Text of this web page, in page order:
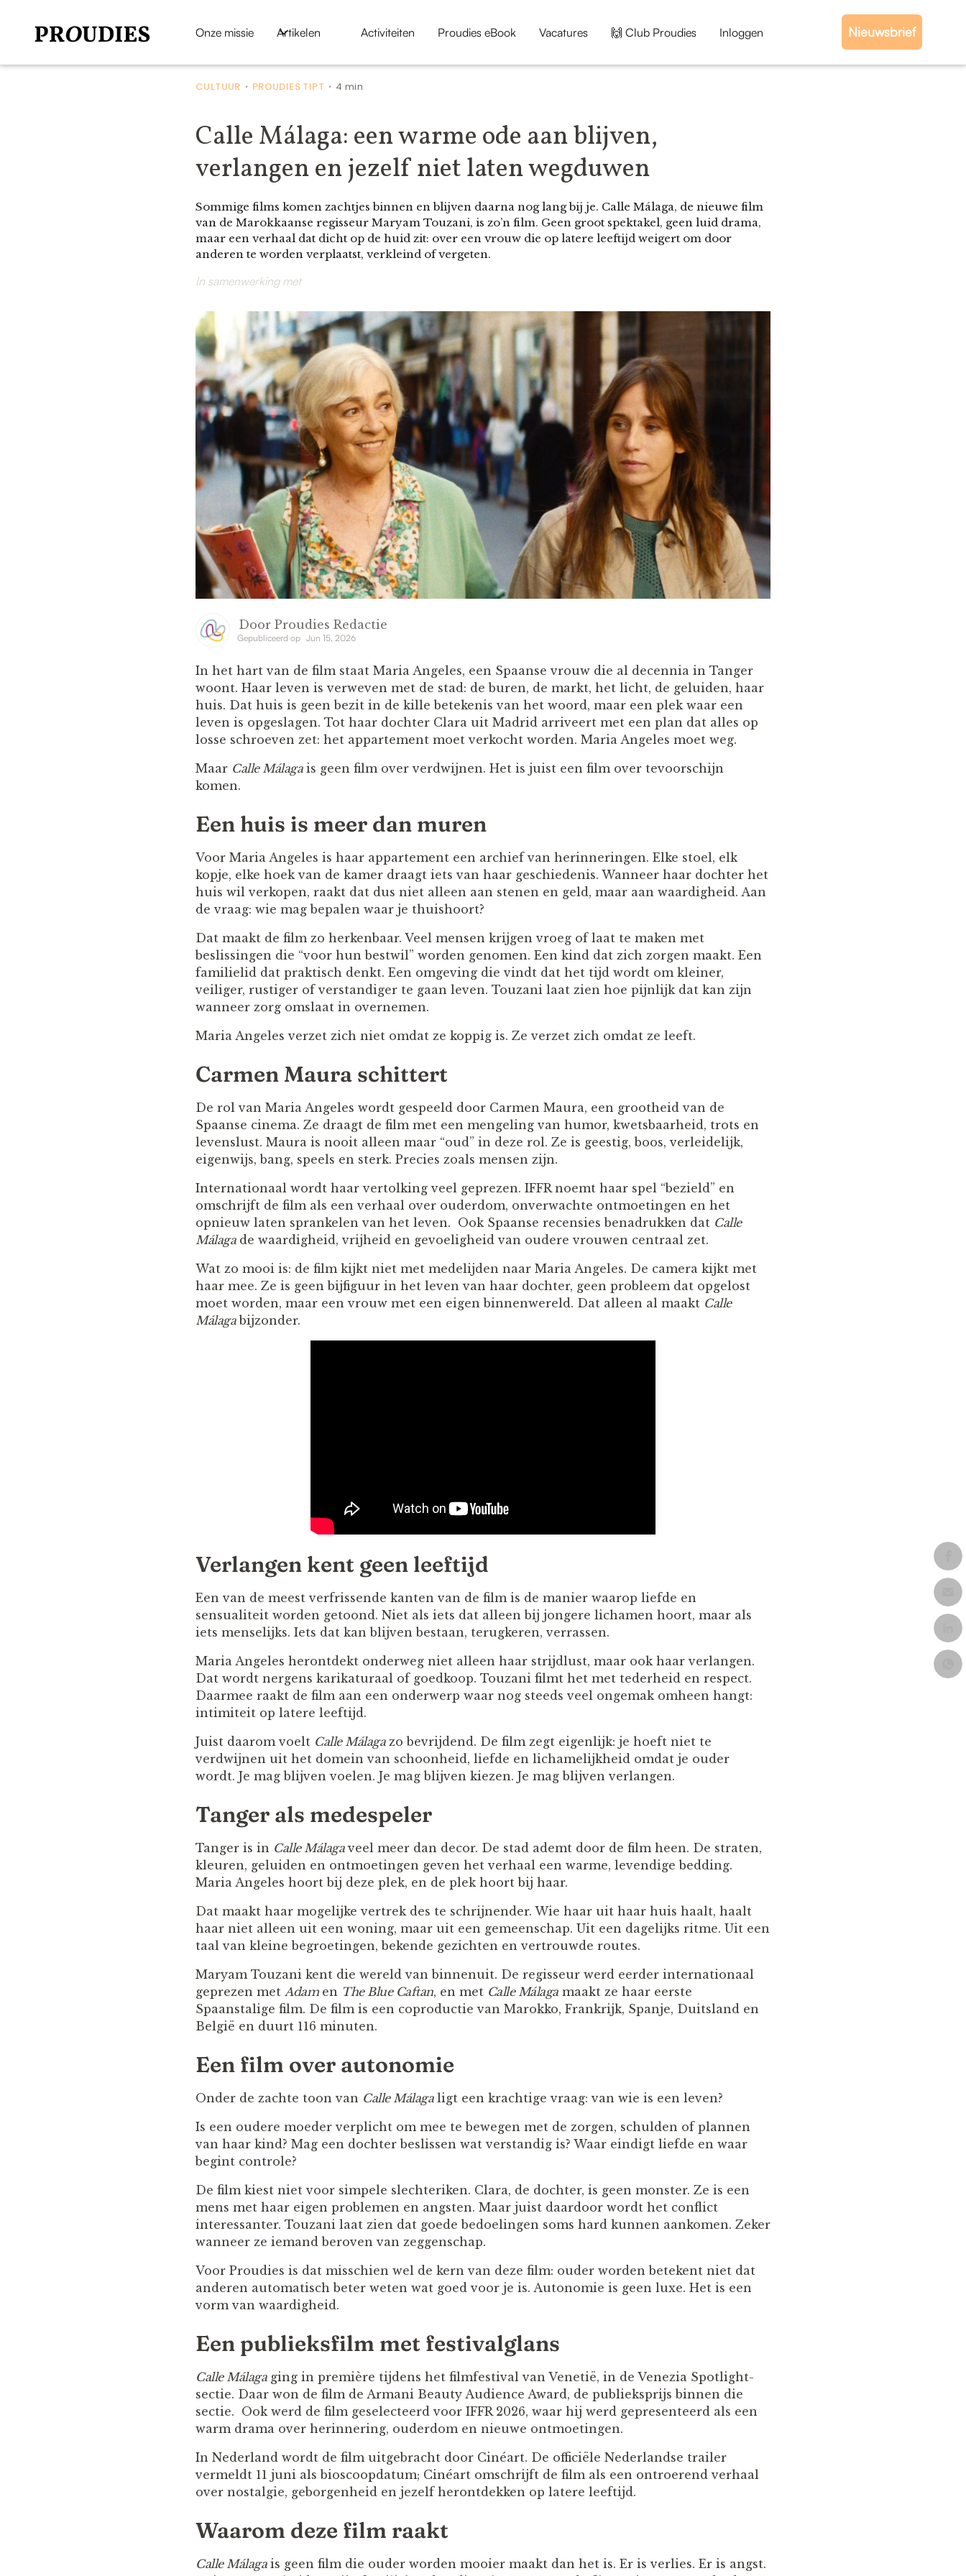
Onze missie Artikelen Activiteiten Proudies eBook Vacatures 🙌 Club Proudies Inloggen Nieuwsbrief
CULTUUR • PROUDIES TIPT • 4 min
Calle Málaga: een warme ode aan blijven,
verlangen en jezelf niet laten wegduwen
Sommige films komen zachtjes binnen en blijven daarna nog lang bij je. Calle Málaga, de nieuwe film
van de Marokkaanse regisseur Maryam Touzani, is zo’n film. Geen groot spektakel, geen luid drama,
maar een verhaal dat dicht op de huid zit: over een vrouw die op latere leeftijd weigert om door
anderen te worden verplaatst, verkleind of vergeten.
In samenwerking met
Door Proudies Redactie
Gepubliceerd op Jun 15, 2026
In het hart van de film staat Maria Angeles, een Spaanse vrouw die al decennia in Tanger
woont. Haar leven is verweven met de stad: de buren, de markt, het licht, de geluiden, haar
huis. Dat huis is geen bezit in de kille betekenis van het woord, maar een plek waar een
leven is opgeslagen. Tot haar dochter Clara uit Madrid arriveert met een plan dat alles op
losse schroeven zet: het appartement moet verkocht worden. Maria Angeles moet weg.
Maar Calle Málagais geen film over verdwijnen. Het is juist een film over tevoorschijn
komen.
Een huis is meer dan muren
Voor Maria Angeles is haar appartement een archief van herinneringen. Elke stoel, elk
kopje, elke hoek van de kamer draagt iets van haar geschiedenis. Wanneer haar dochter het
huis wil verkopen, raakt dat dus niet alleen aan stenen en geld, maar aan waardigheid. Aan
de vraag: wie mag bepalen waar je thuishoort?
Dat maakt de film zo herkenbaar. Veel mensen krijgen vroeg of laat te maken met
beslissingen die “voor hun bestwil” worden genomen. Een kind dat zich zorgen maakt. Een
familielid dat praktisch denkt. Een omgeving die vindt dat het tijd wordt om kleiner,
veiliger, rustiger of verstandiger te gaan leven. Touzani laat zien hoe pijnlijk dat kan zijn
wanneer zorg omslaat in overnemen.
Maria Angeles verzet zich niet omdat ze koppig is. Ze verzet zich omdat ze leeft.
Carmen Maura schittert
De rol van Maria Angeles wordt gespeeld door Carmen Maura, een grootheid van de
Spaanse cinema. Ze draagt de film met een mengeling van humor, kwetsbaarheid, trots en
levenslust. Maura is nooit alleen maar “oud” in deze rol. Ze is geestig, boos, verleidelijk,
eigenwijs, bang, speels en sterk. Precies zoals mensen zijn.
Internationaal wordt haar vertolking veel geprezen. IFFR noemt haar spel “bezield” en
omschrijft de film als een verhaal over ouderdom, onverwachte ontmoetingen en het
opnieuw laten sprankelen van het leven. Ook Spaanse recensies benadrukken dat Calle
Málagade waardigheid, vrijheid en gevoeligheid van oudere vrouwen centraal zet.
Wat zo mooi is: de film kijkt niet met medelijden naar Maria Angeles. De camera kijkt met
haar mee. Ze is geen bijfiguur in het leven van haar dochter, geen probleem dat opgelost
moet worden, maar een vrouw met een eigen binnenwereld. Dat alleen al maakt Calle
Málagabijzonder.
Verlangen kent geen leeftijd
Een van de meest verfrissende kanten van de film is de manier waarop liefde en
sensualiteit worden getoond. Niet als iets dat alleen bij jongere lichamen hoort, maar als
iets menselijks. Iets dat kan blijven bestaan, terugkeren, verrassen.
Maria Angeles herontdekt onderweg niet alleen haar strijdlust, maar ook haar verlangen.
Dat wordt nergens karikaturaal of goedkoop. Touzani filmt het met tederheid en respect.
Daarmee raakt de film aan een onderwerp waar nog steeds veel ongemak omheen hangt:
intimiteit op latere leeftijd.
Juist daarom voelt Calle Málagazo bevrijdend. De film zegt eigenlijk: je hoeft niet te
verdwijnen uit het domein van schoonheid, liefde en lichamelijkheid omdat je ouder
wordt. Je mag blijven voelen. Je mag blijven kiezen. Je mag blijven verlangen.
Tanger als medespeler
Tanger is in Calle Málagaveel meer dan decor. De stad ademt door de film heen. De straten,
kleuren, geluiden en ontmoetingen geven het verhaal een warme, levendige bedding.
Maria Angeles hoort bij deze plek, en de plek hoort bij haar.
Dat maakt haar mogelijke vertrek des te schrijnender. Wie haar uit haar huis haalt, haalt
haar niet alleen uit een woning, maar uit een gemeenschap. Uit een dagelijks ritme. Uit een
taal van kleine begroetingen, bekende gezichten en vertrouwde routes.
Maryam Touzani kent die wereld van binnenuit. De regisseur werd eerder internationaal
geprezen met Adamen The Blue Caftan, en met Calle Málagamaakt ze haar eerste
Spaanstalige film. De film is een coproductie van Marokko, Frankrijk, Spanje, Duitsland en
België en duurt 116 minuten.
Een film over autonomie
Onder de zachte toon van Calle Málagaligt een krachtige vraag: van wie is een leven?
Is een oudere moeder verplicht om mee te bewegen met de zorgen, schulden of plannen
van haar kind? Mag een dochter beslissen wat verstandig is? Waar eindigt liefde en waar
begint controle?
De film kiest niet voor simpele slechteriken. Clara, de dochter, is geen monster. Ze is een
mens met haar eigen problemen en angsten. Maar juist daardoor wordt het conflict
interessanter. Touzani laat zien dat goede bedoelingen soms hard kunnen aankomen. Zeker
wanneer ze iemand beroven van zeggenschap.
Voor Proudies is dat misschien wel de kern van deze film: ouder worden betekent niet dat
anderen automatisch beter weten wat goed voor je is. Autonomie is geen luxe. Het is een
vorm van waardigheid.
Een publieksfilm met festivalglans
Calle Málagaging in première tijdens het filmfestival van Venetië, in de Venezia Spotlight-
sectie. Daar won de film de Armani Beauty Audience Award, de publieksprijs binnen die
sectie. Ook werd de film geselecteerd voor IFFR 2026, waar hij werd gepresenteerd als een
warm drama over herinnering, ouderdom en nieuwe ontmoetingen.
In Nederland wordt de film uitgebracht door Cinéart. De officiële Nederlandse trailer
vermeldt 11 juni als bioscoopdatum; Cinéart omschrijft de film als een ontroerend verhaal
over nostalgie, geborgenheid en jezelf herontdekken op latere leeftijd.
Waarom deze film raakt
Calle Málagais geen film die ouder worden mooier maakt dan het is. Er is verlies. Er is angst.